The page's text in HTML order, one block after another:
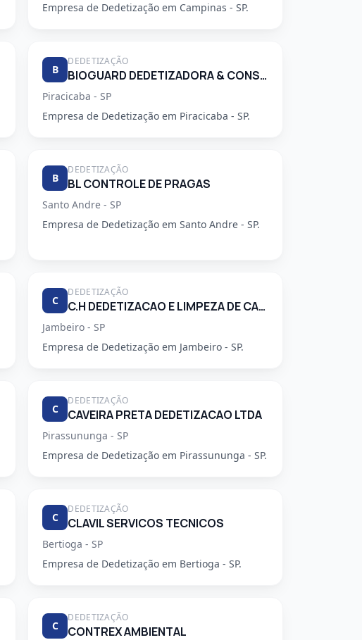
Empresa de Dedetização em Campinas - SP.
B
DEDETIZAÇÃO
BIOGUARD DEDETIZADORA & CONSULTORIA LTDA
Piracicaba - SP
Empresa de Dedetização em Piracicaba - SP.
B
DEDETIZAÇÃO
BL CONTROLE DE PRAGAS
Santo Andre - SP
Empresa de Dedetização em Santo Andre - SP.
C
DEDETIZAÇÃO
C.H DEDETIZACAO E LIMPEZA DE CAIXA D'AGUA LTDA
Jambeiro - SP
Empresa de Dedetização em Jambeiro - SP.
C
DEDETIZAÇÃO
CAVEIRA PRETA DEDETIZACAO LTDA
Pirassununga - SP
Empresa de Dedetização em Pirassununga - SP.
C
DEDETIZAÇÃO
CLAVIL SERVICOS TECNICOS
Bertioga - SP
Empresa de Dedetização em Bertioga - SP.
C
DEDETIZAÇÃO
CONTREX AMBIENTAL